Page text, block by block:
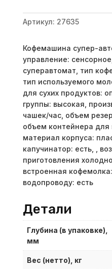
Артикул: 27635
Кофемашина супер-
управление:
суперавтомат, тип
тип используемого
для сухих продуктов:
группы: высокая,
чашек/час, объем
объем контейнера для
материал корпуса:
капучинатор: есть, ,
приготовления
встроенная
водопроводу: есть
Детали
Глубина (в упаковке),
мм
Вес (нетто), кг